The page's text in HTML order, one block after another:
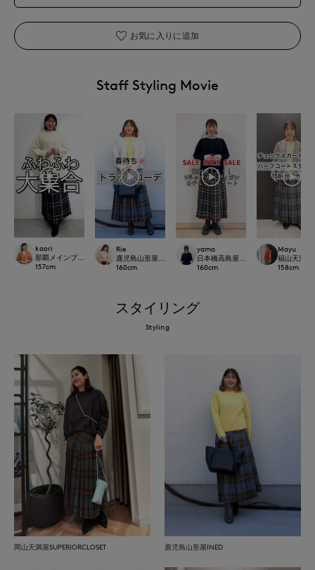
お気に入りに追加
Staff Styling Movie
kaori
那覇メインプレイスI.T.'S.international
157cm
Rie
鹿児島山形屋INED
160cm
yama
日本橋高島屋SC SUPERIOR CLOSET
160cm
Mayu
福山天満
158cm
スタイリング
Styling
岡山天満屋SUPERIORCLOSET 鹿児島山形屋INED